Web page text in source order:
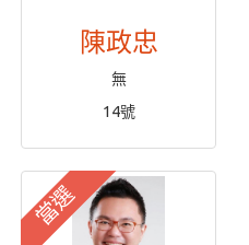
陳政忠
無
14號
當選